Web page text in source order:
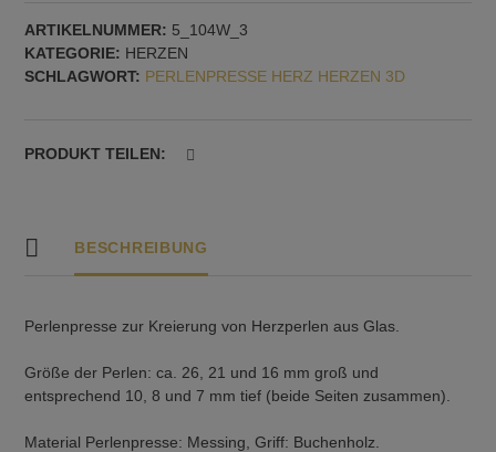
Herzen,
horizontale
Dornführung
ARTIKELNUMMER: 5_104W_3
KATEGORIE: HERZEN
SCHLAGWORT: PERLENPRESSE HERZ HERZEN 3D
PRODUKT TEILEN:
BESCHREIBUNG
Perlenpresse zur Kreierung von Herzperlen aus Glas.
Größe der Perlen: ca. 26, 21 und 16 mm groß und
entsprechend 10, 8 und 7 mm tief (beide Seiten zusammen).
Material Perlenpresse: Messing, Griff: Buchenholz.